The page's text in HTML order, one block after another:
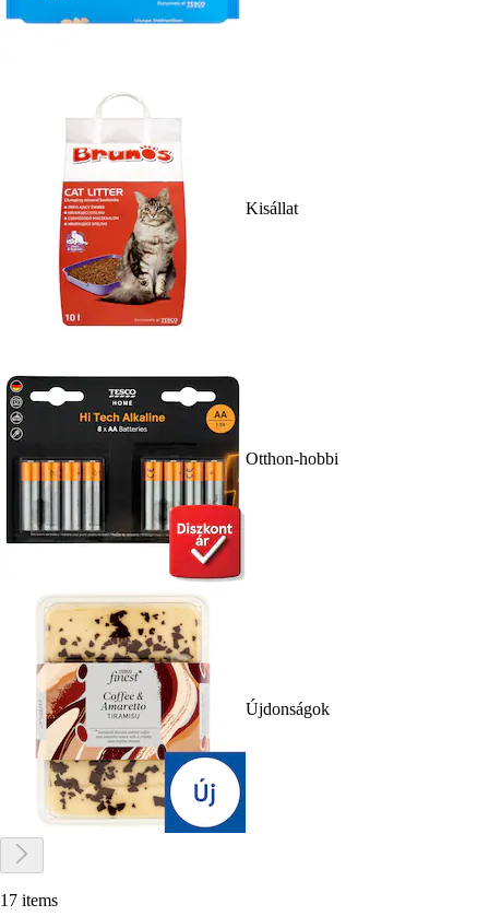
Kisállat
Otthon-hobbi
Újdonságok
17 items